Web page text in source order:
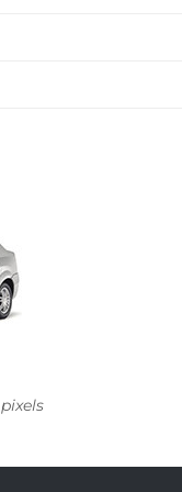
pixels